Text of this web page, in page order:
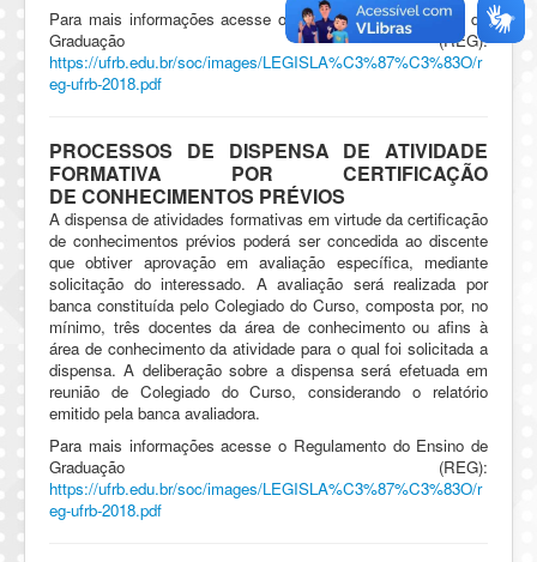
Para mais informações acesse o Regulamento do Ensino de
Graduação (REG):
https://ufrb.edu.br/soc/images/LEGISLA%C3%87%C3%83O/r
eg-ufrb-2018.pdf
PROCESSOS DE DISPENSA DE ATIVIDADE
FORMATIVA POR CERTIFICAÇÃO
DE CONHECIMENTOS PRÉVIOS
A dispensa de atividades formativas em virtude da certificação
de conhecimentos prévios poderá ser concedida ao discente
que obtiver aprovação em avaliação específica, mediante
solicitação do interessado. A avaliação será realizada por
banca constituída pelo Colegiado do Curso, composta por, no
mínimo, três docentes da área de conhecimento ou afins à
área de conhecimento da atividade para o qual foi solicitada a
dispensa. A deliberação sobre a dispensa será efetuada em
reunião de Colegiado do Curso, considerando o relatório
emitido pela banca avaliadora.
Para mais informações acesse o Regulamento do Ensino de
Graduação (REG):
https://ufrb.edu.br/soc/images/LEGISLA%C3%87%C3%83O/r
eg-ufrb-2018.pdf